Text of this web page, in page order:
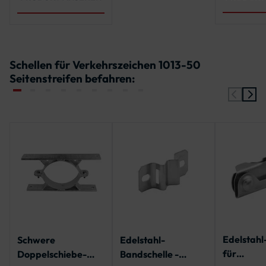
Schellen für Verkehrszeichen 1013-50
Seitenstreifen befahren:
Schwere
Doppelschiebe-
Edelstahl-
Bandschelle -
für